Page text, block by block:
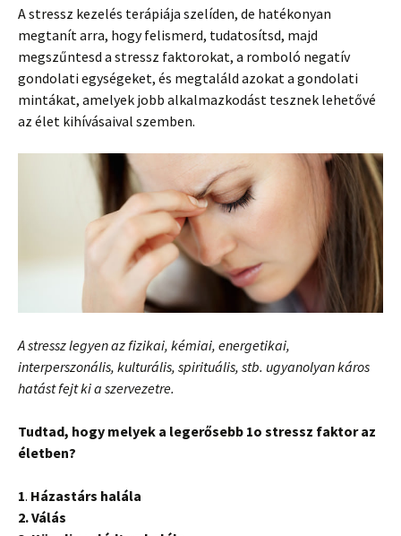
A stressz kezelés terápiája szelíden, de hatékonyan
megtanít arra, hogy felismerd, tudatosítsd, majd
megszűntesd a stressz faktorokat, a romboló negatív
gondolati egységeket, és megtaláld azokat a gondolati
mintákat, amelyek jobb alkalmazkodást tesznek lehetővé
az élet kihívásaival szemben.
A stressz legyen az fizikai, kémiai, energetikai,
interperszonális, kulturális, spirituális, stb. ugyanolyan káros
hatást fejt ki a szervezetre.
Tudtad, hogy melyek a legerősebb 1o stressz faktor az
életben?
1. Házastárs halála
2. Válás